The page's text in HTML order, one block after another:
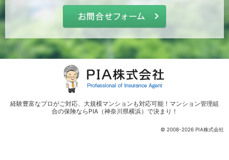
© 2008-2026 PIA株式会社
経験豊富なプロがご対応、 大規模マンションも対応可能！マンション管理組
合の保険ならPIA（神奈川県横浜） で決まり！